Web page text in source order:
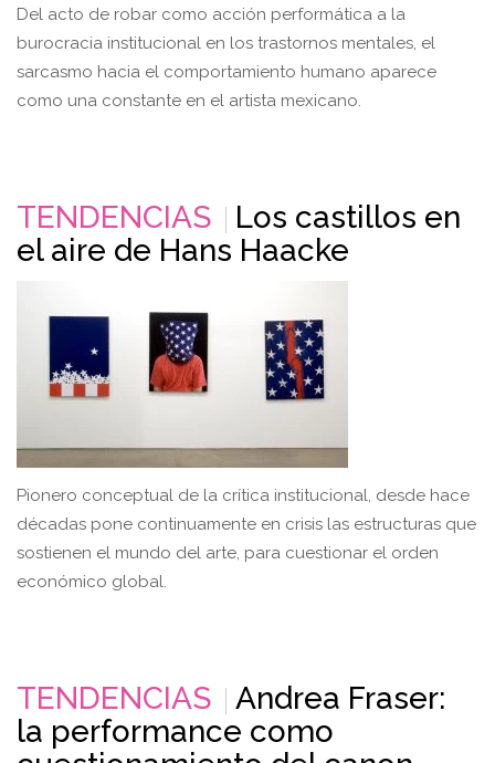
Del acto de robar como acción performática a la
burocracia institucional en los trastornos mentales, el
sarcasmo hacia el comportamiento humano aparece
como una constante en el artista mexicano.
TENDENCIAS
Los castillos en
el aire de Hans Haacke
Pionero conceptual de la crítica institucional, desde hace
décadas pone continuamente en crisis las estructuras que
sostienen el mundo del arte, para cuestionar el orden
económico global.
TENDENCIAS
Andrea Fraser:
la performance como